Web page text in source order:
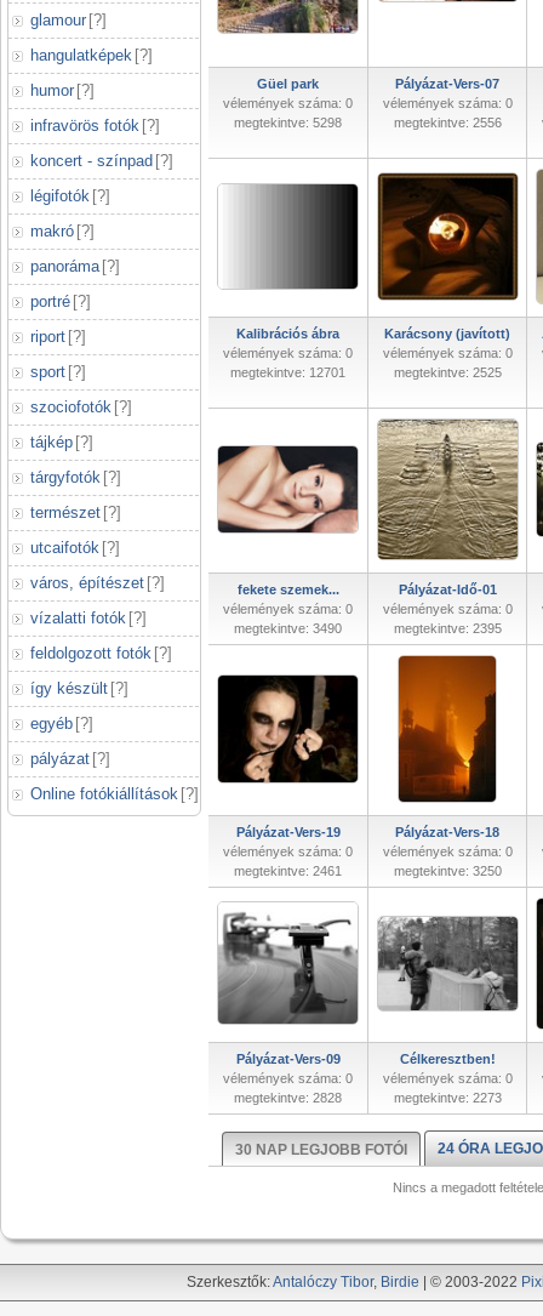
glamour [?]
hangulatképek [?]
humor [?]
infravörös fotók [?]
koncert - színpad [?]
légifotók [?]
makró [?]
panoráma [?]
portré [?]
riport [?]
sport [?]
szociofotók [?]
tájkép [?]
tárgyfotók [?]
természet [?]
utcaifotók [?]
város, építészet [?]
vízalatti fotók [?]
feldolgozott fotók [?]
így készült [?]
egyéb [?]
pályázat [?]
Online fotókiállítások [?]
Güel park
vélemények száma: 0
megtekintve: 5298
Pályázat-Vers-07
vélemények száma: 0
megtekintve: 2556
Kalibrációs ábra
vélemények száma: 0
megtekintve: 12701
Karácsony (javított)
vélemények száma: 0
megtekintve: 2525
fekete szemek...
vélemények száma: 0
megtekintve: 3490
Pályázat-Idő-01
vélemények száma: 0
megtekintve: 2395
Pályázat-Vers-19
vélemények száma: 0
megtekintve: 2461
Pályázat-Vers-18
vélemények száma: 0
megtekintve: 3250
Pályázat-Vers-09
vélemények száma: 0
megtekintve: 2828
Célkeresztben!
vélemények száma: 0
megtekintve: 2273
30 NAP LEGJOBB FOTÓI 24 ÓRA
Nincs a megadott
Szerkesztők:Antalóczy Tibor, Birdie | © 2003-2022